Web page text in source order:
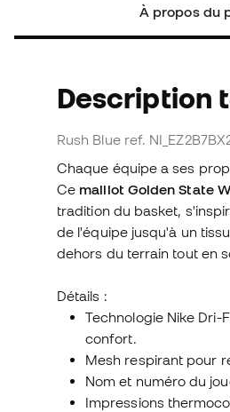
À propos du
Description
Rush Blue ref.
Chaque équipe a ses
Ce maillot Golden State
tradition du basket,
de l'équipe jusqu'à un
dehors du terrain tout en
Détails :
Technologie Nike Dri-
confort.
Mesh respirant pour
Nom et numéro du
Impressions